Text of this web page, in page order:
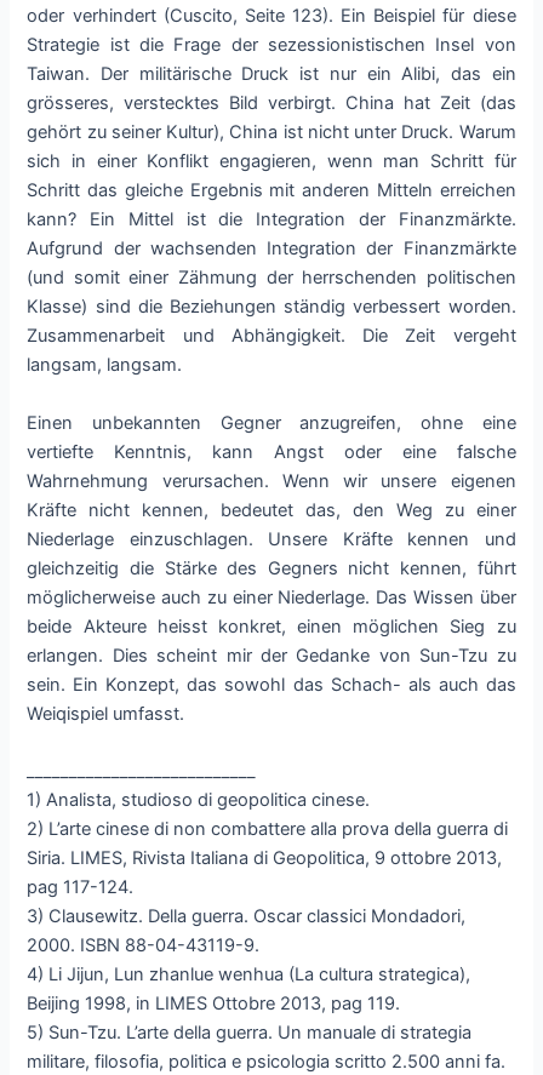
oder verhindert (Cuscito, Seite 123). Ein Beispiel für diese
Strategie ist die Frage der sezessionistischen Insel von
Taiwan. Der militärische Druck ist nur ein Alibi, das ein
grösseres, verstecktes Bild verbirgt. China hat Zeit (das
gehört zu seiner Kultur), China ist nicht unter Druck. Warum
sich in einer Konflikt engagieren, wenn man Schritt für
Schritt das gleiche Ergebnis mit anderen Mitteln erreichen
kann? Ein Mittel ist die Integration der Finanzmärkte.
Aufgrund der wachsenden Integration der Finanzmärkte
(und somit einer Zähmung der herrschenden politischen
Klasse) sind die Beziehungen ständig verbessert worden.
Zusammenarbeit und Abhängigkeit. Die Zeit vergeht
langsam, langsam.
Einen unbekannten Gegner anzugreifen, ohne eine
vertiefte Kenntnis, kann Angst oder eine falsche
Wahrnehmung verursachen. Wenn wir unsere eigenen
Kräfte nicht kennen, bedeutet das, den Weg zu einer
Niederlage einzuschlagen. Unsere Kräfte kennen und
gleichzeitig die Stärke des Gegners nicht kennen, führt
möglicherweise auch zu einer Niederlage. Das Wissen über
beide Akteure heisst konkret, einen möglichen Sieg zu
erlangen. Dies scheint mir der Gedanke von Sun-Tzu zu
sein. Ein Konzept, das sowohl das Schach- als auch das
Weiqispiel umfasst.
1) Analista, studioso di geopolitica cinese.
2) L’arte cinese di non combattere alla prova della guerra di
Siria. LIMES, Rivista Italiana di Geopolitica, 9 ottobre 2013,
pag 117-124.
3) Clausewitz. Della guerra. Oscar classici Mondadori,
2000. ISBN 88-04-43119-9.
4) Li Jijun, Lun zhanlue wenhua (La cultura strategica),
Beijing 1998, in LIMES Ottobre 2013, pag 119.
5) Sun-Tzu. L’arte della guerra. Un manuale di strategia
militare, filosofia, politica e psicologia scritto 2.500 anni fa.